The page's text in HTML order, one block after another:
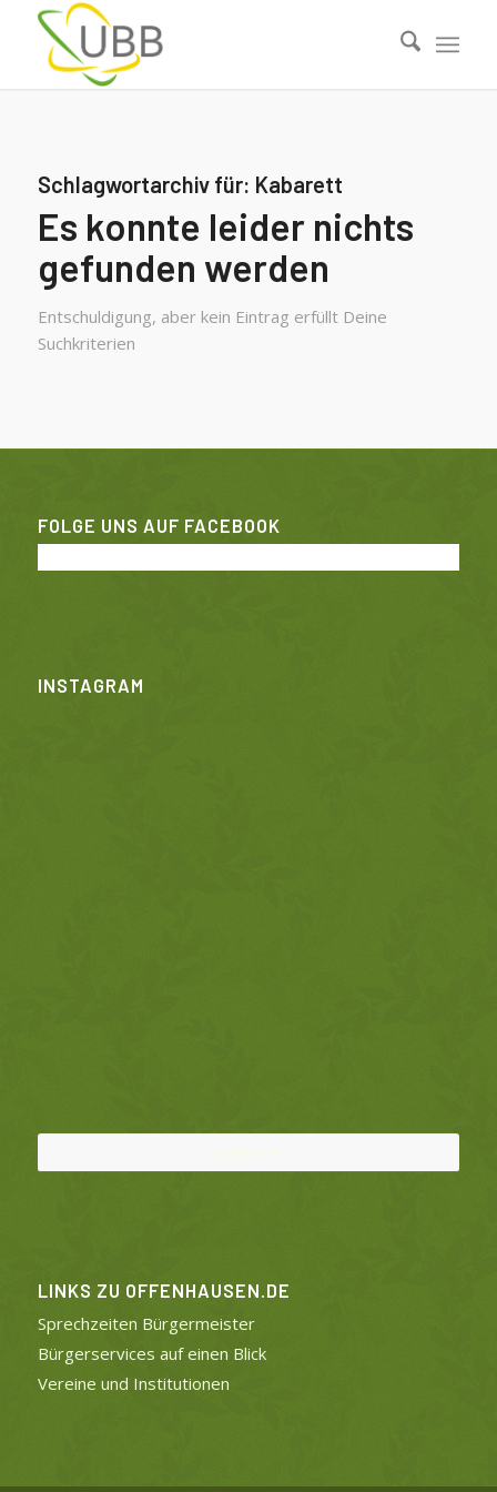
Schlagwortarchiv für: Kabarett
Es konnte leider nichts
gefunden werden
Entschuldigung, aber kein Eintrag erfüllt Deine
Suchkriterien
FOLGE UNS AUF FACEBOOK
INSTAGRAM
Folge uns!
LINKS ZU OFFENHAUSEN.DE
Sprechzeiten Bürgermeister
Bürgerservices auf einen Blick
Vereine und Institutionen